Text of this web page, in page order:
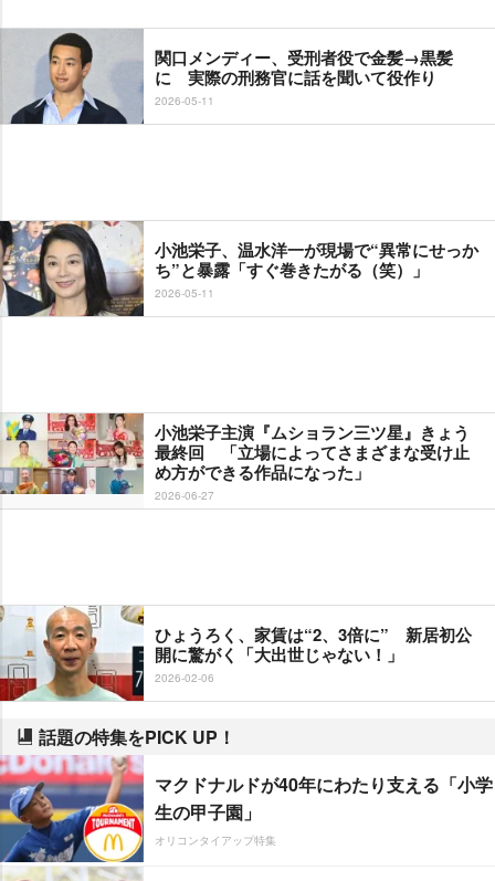
関口メンディー、受刑者役で金髪→黒髪
に 実際の刑務官に話を聞いて役作り
2026-05-11
小池栄子、温水洋一が現場で“異常にせっか
ち”と暴露「すぐ巻きたがる（笑）」
2026-05-11
小池栄子主演『ムショラン三ツ星』きょう
最終回 「立場によってさまざまな受け止
め方ができる作品になった」
2026-06-27
ひょうろく、家賃は“2、3倍に” 新居初公
開に驚がく「大出世じゃない！」
2026-02-06
話題の特集をPICK UP！
マクドナルドが40年にわたり支える「小学
生の甲子園」
オリコンタイアップ特集